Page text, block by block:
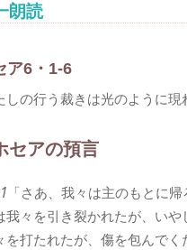
朗読
ア6・1-6
しの行う裁きは光のように現
セアの預言
「さあ、我々は主のもとに帰
我々を引き裂かれたが、いや
を打たれたが、傷を包んでく